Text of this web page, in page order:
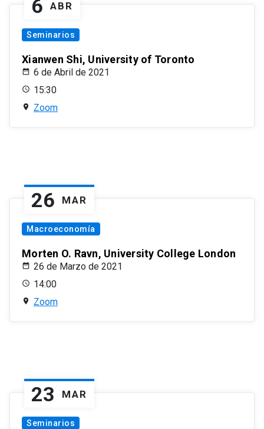
6 ABR
Seminarios
Xianwen Shi, University of Toronto
6 de Abril de 2021
15:30
Zoom
26 MAR
Macroeconomía
Morten O. Ravn, University College London
26 de Marzo de 2021
14:00
Zoom
23 MAR
Seminarios